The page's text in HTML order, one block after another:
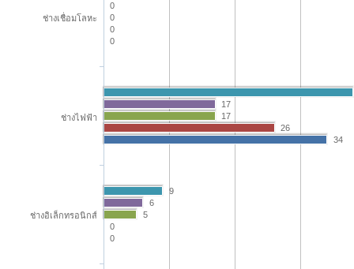
0
34
0
0
26
0
0
17
5
0
17
6
9
ช่างเชื่อมโลหะ
ช่างไฟฟ้า
ช่างอิเล็กทรอนิกส์